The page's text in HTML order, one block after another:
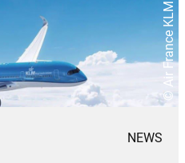
© Air France KLM
NEWS